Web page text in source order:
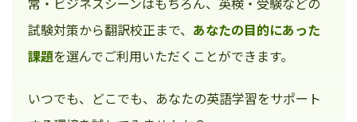
試験対策から翻訳校正まで、 あなたの目的にあった
課題を選んでご利用いただくことができます。
いつでも、どこでも、あなたの英語学習をサポート